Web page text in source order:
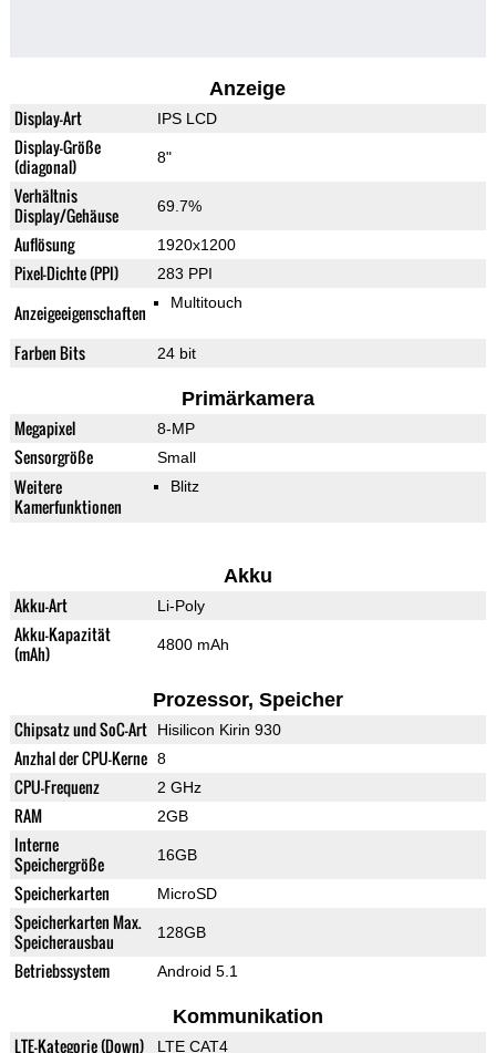
Anzeige
Display-Art IPS LCD
Display-Größe
(diagonal)
8"
Verhältnis
Display/Gehäuse
69.7%
Auflösung 1920x1200
Pixel-Dichte (PPI) 283 PPI
Anzeigeeigenschaften Multitouch
Farben Bits 24 bit
Primärkamera
Megapixel 8-MP
Sensorgröße Small
Weitere
Kamerfunktionen
Blitz
Akku
Akku-Art Li-Poly
Akku-Kapazität
(mAh)
4800 mAh
Prozessor, Speicher
Chipsatz und SoC-Art Hisilicon Kirin 930
Anzhal der CPU-Kerne 8
CPU-Frequenz 2 GHz
RAM 2GB
Interne
Speichergröße
16GB
Speicherkarten MicroSD
Speicherkarten Max.
Speicherausbau
128GB
Betriebssystem Android 5.1
Kommunikation
LTE-Kategorie (Down) LTE CAT4